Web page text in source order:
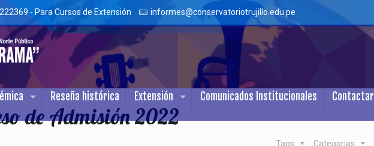
- Para Cursos de Extensión informes@conservatoriotrujillo.edu.pe
Reseña histórica Extensión Comunicados Institucionales Contactar
de Admisión 2022
Categorias
Tags